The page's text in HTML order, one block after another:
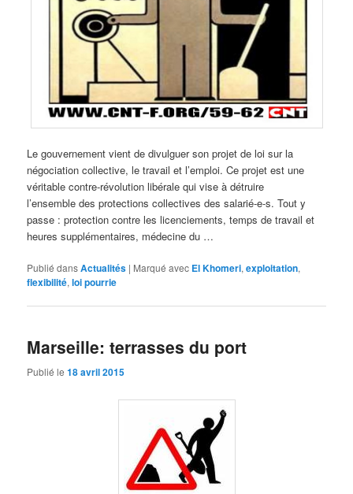
Le gouvernement vient de divulguer son projet de loi sur la
négociation collective, le travail et l’emploi. Ce projet est une
véritable contre-révolution libérale qui vise à détruire
l’ensemble des protections collectives des salarié-e-s. Tout y
passe : protection contre les licenciements, temps de travail et
heures supplémentaires, médecine du …
Publié dansActualités | Marqué avec El Khomeri,exploitation,
flexibilité,loi pourrie
Marseille: terrasses du port
Publié le18 avril 2015